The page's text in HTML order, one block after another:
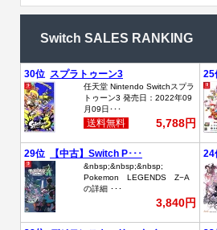
Switch SALES RANKING